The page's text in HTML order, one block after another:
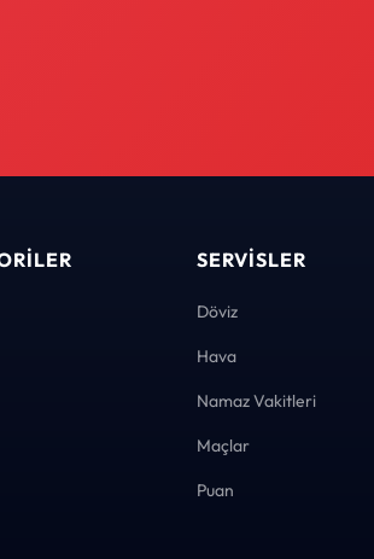
SERVISLER
Döviz
Hava
Namaz Vakitleri
Maçlar
Puan